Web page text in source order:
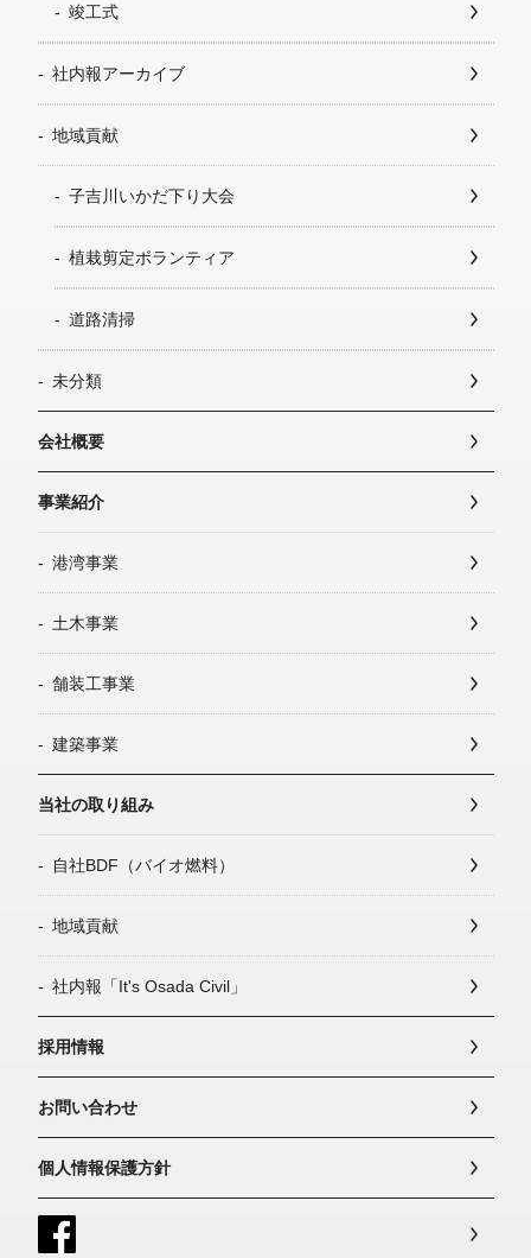
竣工式
社内報アーカイブ
地域貢献
子吉川いかだ下り大会
植栽剪定ボランティア
道路清掃
未分類
会社概要
事業紹介
港湾事業
土木事業
舗装工事業
建築事業
当社の取り組み
自社BDF（バイオ燃料）
地域貢献
社内報「It's Osada Civil」
採用情報
お問い合わせ
個人情報保護方針